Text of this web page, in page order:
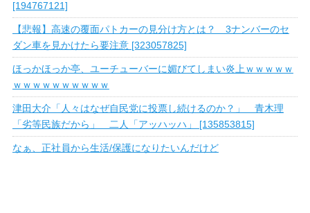
[194767121]
【悲報】高速の覆面パトカーの見分け方とは？ 3ナンバーのセ
ダン車を見かけたら要注意 [323057825]
ほっかほっか亭、ユーチューバーに媚びてしまい炎上ｗｗｗｗｗ
ｗｗｗｗｗｗｗｗｗｗ
津田大介「人々はなぜ自民党に投票し続けるのか？」 青木理
「劣等民族だから」 二人「アッハッハ」 [135853815]
なぁ、正社員から生活/保護になりたいんだけど